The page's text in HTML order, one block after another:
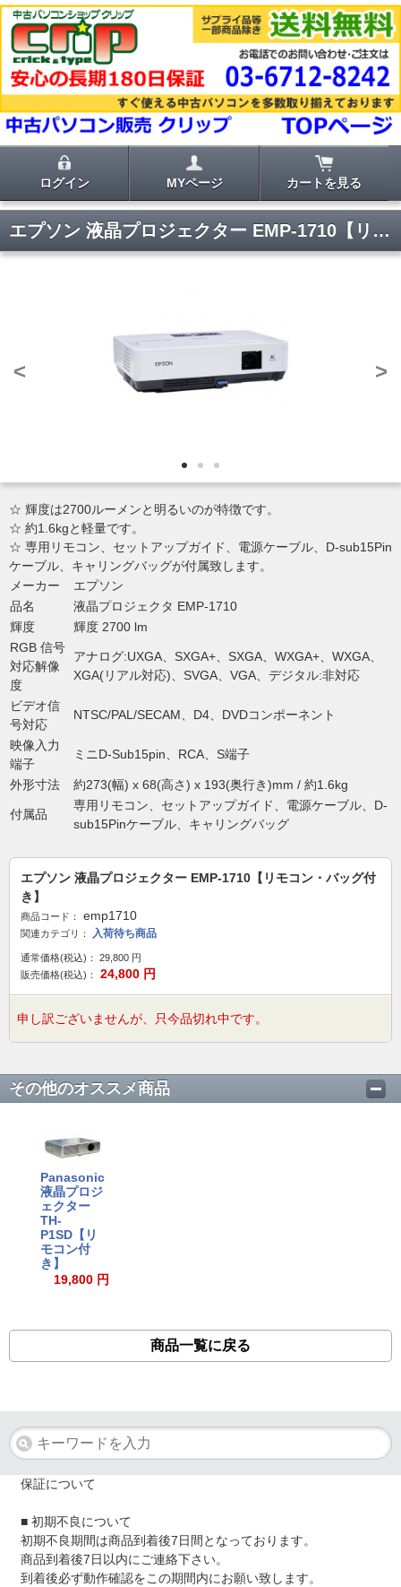
ログイン MYページ カートを見る
エプソン 液晶プロジェクター EMP-1710【リモコン・バッグ付き】
< >
☆ 輝度は2700ルーメンと明るいのが特徴です。
☆ 約1.6kgと軽量です。
☆ 専用リモコン、セットアップガイド、電源ケーブル、D-sub15Pin
ケーブル、キャリングバッグが付属致します。
メーカー
エプソン
品名
液晶プロジェクタ EMP-1710
輝度
輝度 2700 lm
RGB 信号
対応解像
度
アナログ:UXGA、SXGA+、SXGA、WXGA+、WXGA、
XGA(リアル対応)、SVGA、VGA、デジタル:非対応
ビデオ信
号対応
NTSC/PAL/SECAM、D4、DVDコンポーネント
映像入力
端子
ミニD-Sub15pin、RCA、S端子
外形寸法 約273(幅) x 68(高さ) x 193(奥行き)mm / 約1.6kg
付属品
専用リモコン、セットアップガイド、電源ケーブル、D-
sub15Pinケーブル、キャリングバッグ
エプソン 液晶プロジェクター EMP-1710【リモコン・バッグ付
き】
商品コード： emp1710
関連カテゴリ： 入荷待ち商品
通常価格(税込)： 29,800 円
販売価格(税込)：
24,800 円
申し訳ございませんが、只今品切れ中です。
その他のオススメ商品
Panasonic
液晶プロジ
ェクター
TH-
P1SD【リ
モコン付
き】
19,800 円
商品一覧に戻る
保証について
■ 初期不良について
初期不良期間は商品到着後7日間となっております。
商品到着後7日以内にご連絡下さい。
到着後必ず動作確認をこの期間内にお願い致します。